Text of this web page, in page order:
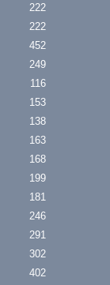
222
222
452
249
116
153
138
163
168
199
181
246
291
302
402